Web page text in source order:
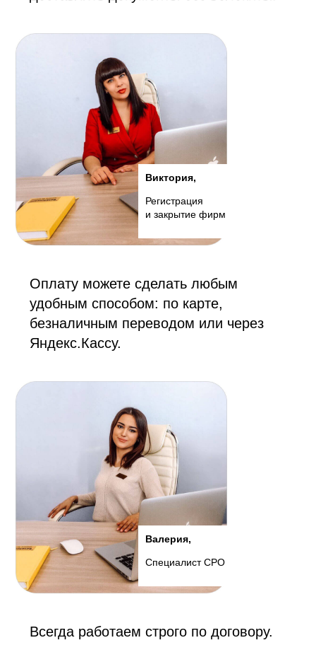
Виктория,
Регистрация
и закрытие фирм
Оплату можете сделать любым
удобным способом: по карте,
безналичным переводом или через
Яндекс.Кассу.
Валерия,
Специалист СРО
Всегда работаем строго по договору.